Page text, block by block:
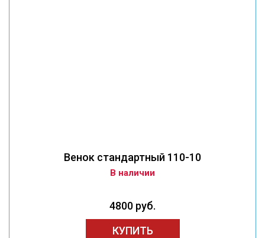
Венок стандартный 110-10
В наличии
4800 руб.
КУПИТЬ